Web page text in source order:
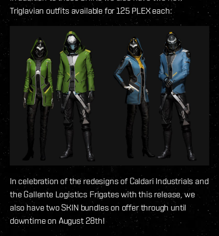
Triglavian outfits available for 125 PLEX each:
In celebration of the redesigns of Caldari Industrials and
the Gallente Logistics Frigates with this release, we
also have two SKIN bundles on offer through until
downtime on August 28th!